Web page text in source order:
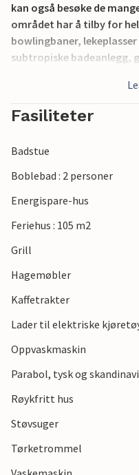
kan også besøke de
området har å tilby for
bowlingbaner,
subtropiske badeanlegg,
Sommerland, det største
betalt inngangsbilletten,
Dessuten er de fleste
Fasiliteter
Badstue
Boblebad : 2 personer
Energispare-hus
Feriehus : 105 m2
Grill
Hagemøbler
Kaffetrakter
Lader til elektriske
Oppvaskmaskin
Parabol, tysk og
Røykfritt hus
Støvsuger
Tørketrommel